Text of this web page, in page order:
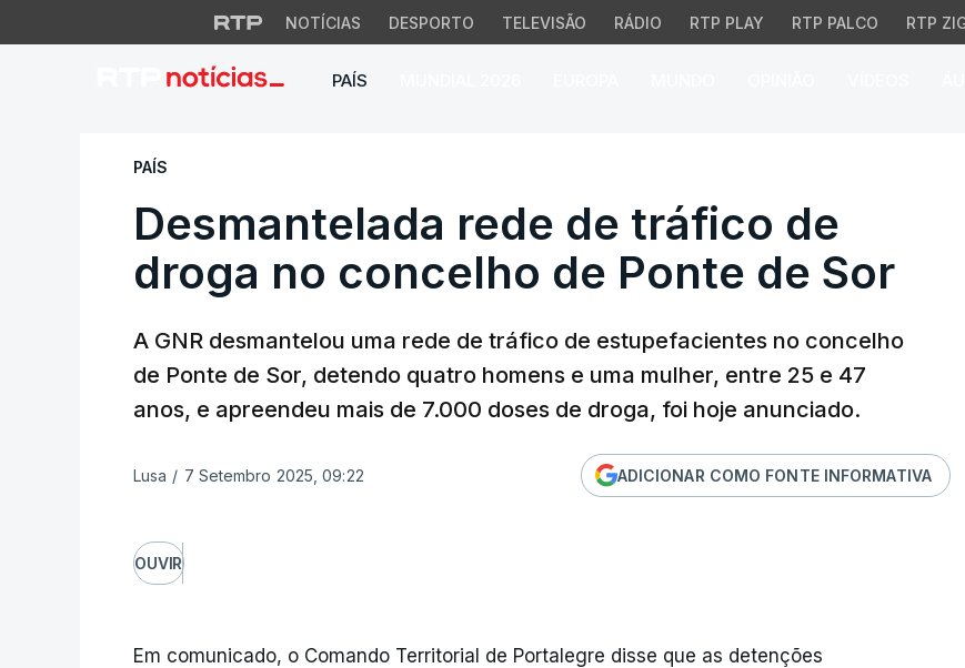
NOTÍCIAS DESPORTO TELEVISÃO RÁDIO RTP PLAY RTP PALCO RTP
PAÍS
Desmantelada rede de tráfico de droga
PAÍS
Desmantelada rede de tráfico de
droga no concelho de Ponte de Sor
A GNR desmantelou uma rede de tráfico de estupefacientes no concelho
de Ponte de Sor, detendo quatro homens e uma mulher, entre 25 e 47
anos, e apreendeu mais de 7.000 doses de droga, foi hoje anunciado.
Lusa / 7 Setembro 2025, 09:22 ADICIONAR COMO FONTE INFORMATIVA
OUVIR
Em comunicado, o Comando Territorial de Portalegre disse que as detenções